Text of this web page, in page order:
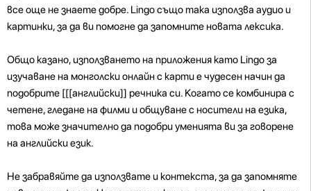
все още не знаете добре. Lingo също така използва аудио и
картинки, за да ви помогне да запомните новата лексика.
Общо казано, използването на приложения като Lingo за
изучаване на монголски онлайн с карти е чудесен начин да
подобрите [[[английски]] речника си. Когато се комбинира с
четене, гледане на филми и общуване с носители на езика,
това може значително да подобри уменията ви за говорене
на английски език.
Не забравяйте да използвате и контекста, за да запомняте